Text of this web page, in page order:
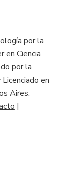
por la
en Ciencia
por la
en
Aires.
|